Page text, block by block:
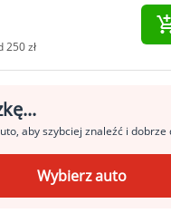
250 zł
aby szybciej znaleźć i dobrze
Wybierz auto